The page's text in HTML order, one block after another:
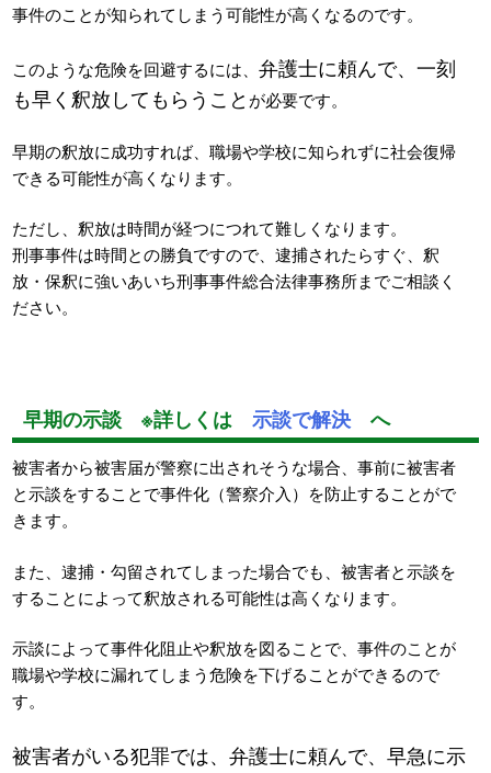
事件のことが知られてしまう可能性が高くなるのです。
このような危険を回避するには、弁護士に頼んで、一刻
も早く釈放してもらうこと が必要です。
早期の釈放に成功すれば、職場や学校に知られずに社会復帰
できる可能性が高くなります。
ただし、釈放は時間が経つにつれて難しくなります。
刑事事件は時間との勝負ですので、逮捕されたらすぐ、釈
放・保釈に強いあいち刑事事件総合法律事務所までご相談く
ださい。
早期の示談※詳しくは示談で解決 へ
被害者から被害届が警察に出されそうな場合、事前に被害者
と示談をすることで事件化（警察介入）を防止することがで
きます。
また、逮捕・勾留されてしまった場合でも、被害者と示談を
することによって釈放される可能性は高くなります。
示談によって事件化阻止や釈放を図ることで、事件のことが
職場や学校に漏れてしまう危険を下げることができるので
す。
被害者がいる犯罪では、弁護士に頼んで、早急に示